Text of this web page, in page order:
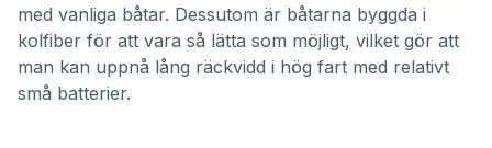
med vanliga båtar. Dessutom är båtarna byggda i
kolfiber för att vara så lätta som möjligt, vilket gör att
man kan uppnå lång räckvidd i hög fart med relativt
små batterier.